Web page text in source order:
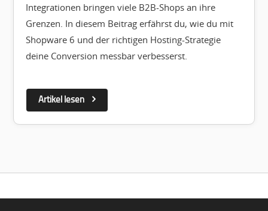
Integrationen bringen viele B2B-Shops an ihre
Grenzen. In diesem Beitrag erfährst du, wie du mit
Shopware 6 und der richtigen Hosting-Strategie
deine Conversion messbar verbesserst.
Artikel lesen